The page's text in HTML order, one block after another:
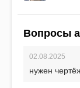
Вопросы
02.08.2025
нужен